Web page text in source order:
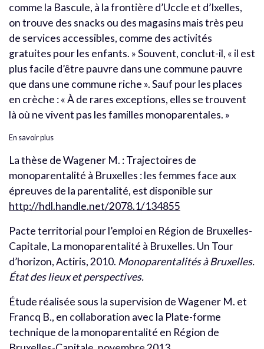
comme la Bascule, à la frontière d’Uccle et d’Ixelles,
on trouve des snacks ou des magasins mais très peu
de services accessibles, comme des activités
gratuites pour les enfants. » Souvent, conclut-il, « il est
plus facile d’être pauvre dans une commune pauvre
que dans une commune riche ». Sauf pour les places
en crèche : « À de rares exceptions, elles se trouvent
là où ne vivent pas les familles monoparentales. »
En savoir plus
La thèse de Wagener M. : Trajectoires de
monoparentalité à Bruxelles : les femmes face aux
épreuves de la parentalité, est disponible sur
http://hdl.handle.net/2078.1/134855
Pacte territorial pour l’emploi en Région de Bruxelles-
Capitale, La monoparentalité à Bruxelles. Un Tour
d’horizon, Actiris, 2010. Monoparentalités à Bruxelles.
État des lieux et perspectives.
Étude réalisée sous la supervision de Wagener M. et
Francq B., en collaboration avec la Plate-forme
technique de la monoparentalité en Région de